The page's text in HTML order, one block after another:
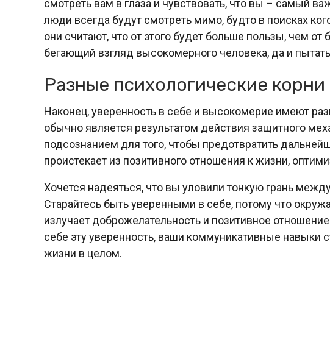
смотреть вам в глаза и чувствовать, что вы – самый
люди всегда будут смотреть мимо, будто в поисках
они считают, что от этого будет больше пользы, чем
бегающий взгляд высокомерного человека, да и
Разные психологические корни
Наконец, уверенность в себе и высокомерие имеют
обычно является результатом действия защитного
подсознанием для того, чтобы предотвратить
проистекает из позитивного отношения к жизни,
Хочется надеяться, что вы уловили тонкую грань
Старайтесь быть уверенными в себе, потому что
излучает доброжелательность и позитивное
себе эту уверенность, ваши коммуникативные навыки
жизни в целом.